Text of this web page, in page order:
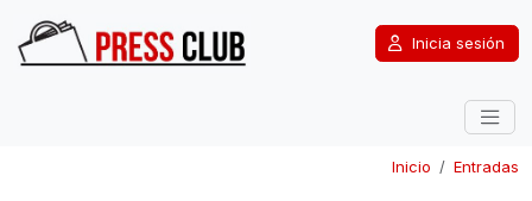
Inicia sesión
Inicio Entradas